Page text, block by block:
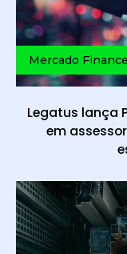
Mercado
Legatus lança
em